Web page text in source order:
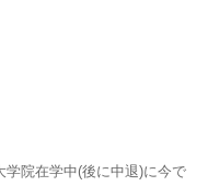
学院在学中(後に中退)に今で